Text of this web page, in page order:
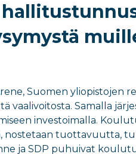
Suomen yliopistojen
vaalivoitosta. Samalla
investoimalla.
nostetaan tuottavuutta,
ja SDP puhuivat